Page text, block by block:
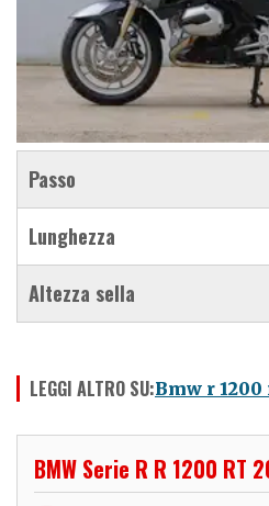
Passo
Lunghezza
Altezza sella
LEGGI ALTRO SU:Bmw r
BMW Serie R R 1200 RT